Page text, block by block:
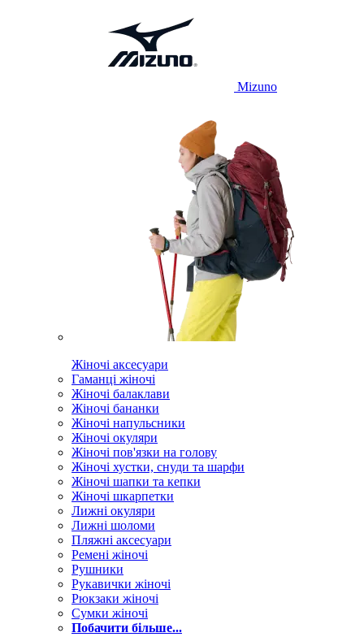
Mizuno
Жіночі аксесуари
Гаманці жіночі
Жіночі балаклави
Жіночі бананки
Жіночі напульсники
Жіночі окуляри
Жіночі пов'язки на голову
Жіночі хустки, снуди та шарфи
Жіночі шапки та кепки
Жіночі шкарпетки
Лижні окуляри
Лижні шоломи
Пляжні аксесуари
Ремені жіночі
Рушники
Рукавички жіночі
Рюкзаки жіночі
Сумки жіночі
Побачити більше...